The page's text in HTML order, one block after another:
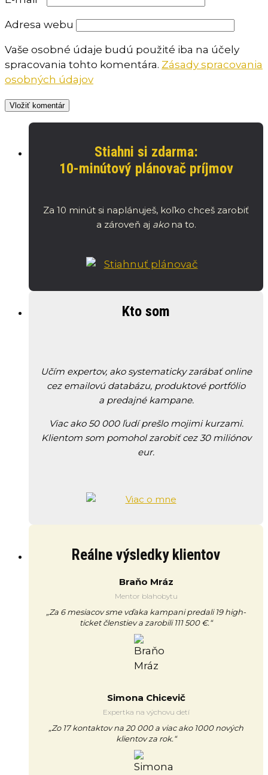
Adresa webu
Vaše osobné údaje budú použité iba na účely
spracovania tohto komentára. Zásady spracovania
osobných údajov
Stiahni si zdarma:
10-minútový plánovač príjmov
Za 10 minút si naplánuješ, koľko chceš zarobiť
a zároveň aj ako na to.
Kto som
Učím expertov, ako systematicky zarábať online
cez emailovú databázu, produktové portfólio
a predajné kampane.
Viac ako 50 000 ľudí prešlo mojimi kurzami.
Klientom som pomohol zarobiť cez 30 miliónov
eur.
Reálne výsledky klientov
Braňo Mráz
Mentor blahobytu
„Za 6 mesiacov sme vďaka kampani predali 19 high-
ticket členstiev a zarobili 111 500 €.“
Simona Chicevič
Expertka na výchovu detí
„Zo 17 kontaktov na 20 000 a viac ako 1000 nových
klientov za rok.“